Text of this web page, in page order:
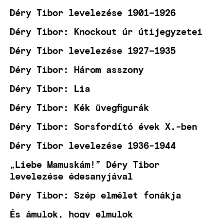
Déry Tibor levelezése 1901–1926
Déry Tibor: Knockout úr útijegyzetei
Déry Tibor levelezése 1927–1935
Déry Tibor: Három asszony
Déry Tibor: Lia
Déry Tibor: Kék üvegfigurák
Déry Tibor: Sorsfordító évek X.-ben
Déry Tibor levelezése 1936-1944
„Liebe Mamuskám!” Déry Tibor
levelezése édesanyjával
Déry Tibor: Szép elmélet fonákja
És ámulok, hogy elmulok